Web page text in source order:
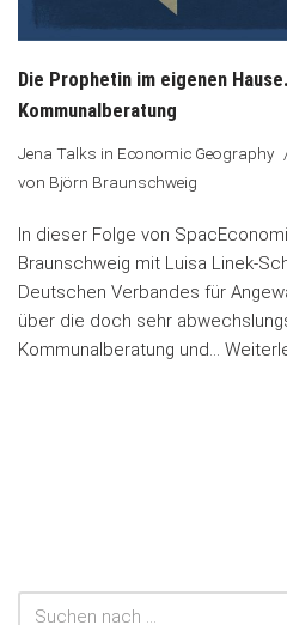
Die Prophetin im eigenen
Kommunalberatung
Jena Talks in Economic Geography
von Björn Braunschweig
In dieser Folge von
Braunschweig mit Luisa Linek-
Deutschen Verbandes für
über die doch sehr
Kommunalberatung und…